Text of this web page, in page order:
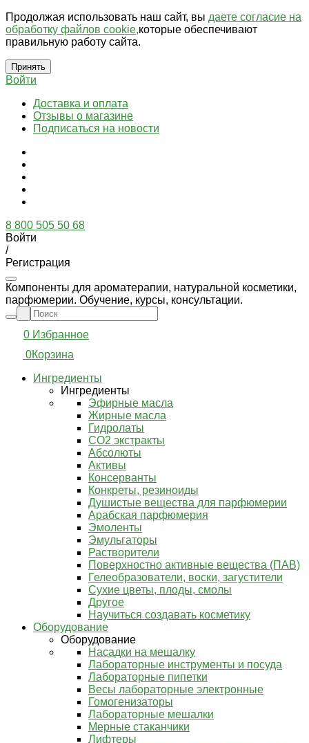
Продолжая использовать наш сайт, вы даете согласие на
обработку файлов cookie,которые обеспечивают
правильную работу сайта.
Принять
Войти
Доставка и оплата
Отзывы о магазине
Подписаться на новости
8 800 505 50 68
Войти
/
Регистрация
Компоненты для ароматерапии, натуральной косметики,
парфюмерии. Обучение, курсы, консультации.
0 Избранное
0Корзина
Ингредиенты
Ингредиенты
Эфирные масла
Жирные масла
Гидролаты
СО2 экстракты
Абсолюты
Активы
Консерванты
Конкреты, резиноиды
Душистые вещества для парфюмерии
Арабская парфюмерия
Эмоленты
Эмульгаторы
Растворители
Поверхностно активные вещества (ПАВ)
Гелеобразователи, воски, загустители
Сухие цветы, плоды, смолы
Другое
Научиться создавать косметику
Оборудование
Оборудование
Насадки на мешалку
Лабораторные инструменты и посуда
Лабораторные пипетки
Весы лабораторные электронные
Гомогенизаторы
Лабораторные мешалки
Мерные стаканчики
Лифтеры